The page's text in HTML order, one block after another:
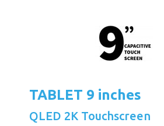
TABLET 9 inches
QLED 2K Touchscreen